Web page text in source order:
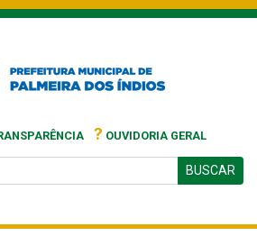
? OUVIDORIA GERAL
BUSCAR